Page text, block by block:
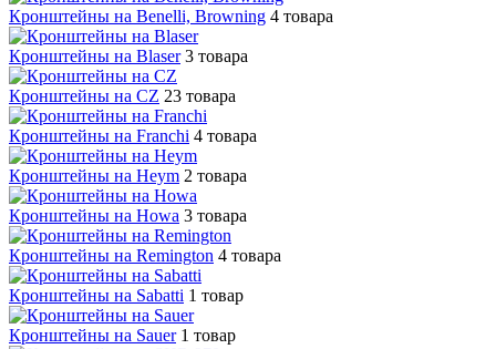
Кронштейны на Benelli, Browning 4 товара
Кронштейны на Blaser 3 товара
Кронштейны на CZ 23 товара
Кронштейны на Franchi 4 товара
Кронштейны на Heym 2 товара
Кронштейны на Howa 3 товара
Кронштейны на Remington 4 товара
Кронштейны на Sabatti 1 товар
Кронштейны на Sauer 1 товар